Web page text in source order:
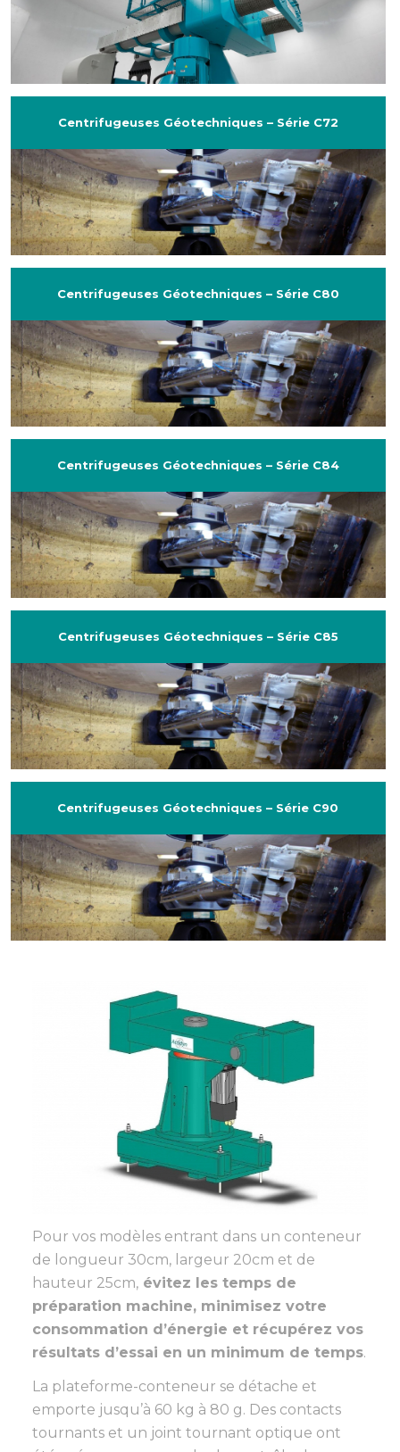
Centrifugeuses Géotechniques – Série C72
Centrifugeuses Géotechniques – Série C80
Centrifugeuses Géotechniques – Série C84
Centrifugeuses Géotechniques – Série C85
Centrifugeuses Géotechniques – Série C90
Pour vos modèles entrant dans un conteneur
de longueur 30cm, largeur 20cm et de
hauteur 25cm,évitez les temps de
préparation machine, minimisez votre
consommation d’énergie et récupérez vos
résultats d’essai en un minimum de temps.
La plateforme-conteneur se détache et
emporte jusqu’à 60 kg à 80 g. Des contacts
tournants et un joint tournant optique ont